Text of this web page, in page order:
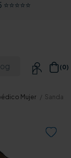
 (0)
Mujer
